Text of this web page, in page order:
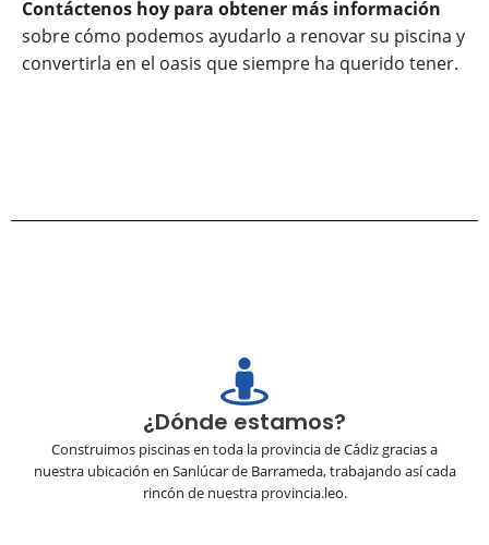
Contáctenos hoy para obtener más información
sobre cómo podemos ayudarlo a renovar su piscina y
convertirla en el oasis que siempre ha querido tener.
¿Dónde estamos?
Construimos piscinas en toda la provincia de Cádiz gracias a
nuestra ubicación en Sanlúcar de Barrameda, trabajando así cada
rincón de nuestra provincia.leo.